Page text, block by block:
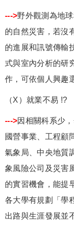
--->野外觀測為地
的自然災害，若沒
的進展和訊號傳輸
式與室內分析的研
作，可依個人興趣
（X）就業不易 !?
--->因相關科系少
國營事業、工程顧
氣象局、中央地質
象風險公司及災害
的實習機會，能提
各大學有規劃「學
出路與生涯發展並